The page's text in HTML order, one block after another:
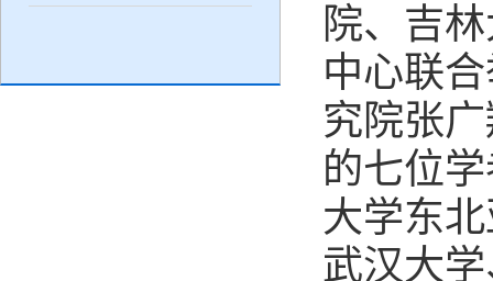
院、吉
中心联
究院张
的七位
大学东
武汉大